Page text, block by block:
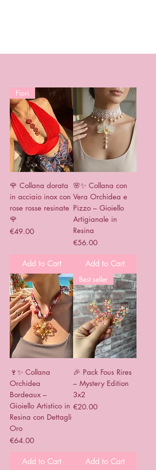
Fiori
🌹 Collana dorata
in acciaio inox con
rose rosse resinate
🌹
Price
€49.00
Add to Cart
🌸✨ Collana con
Vera Orchidea e
Pizzo – Gioiello
Artigianale in
Resina
Price
€56.00
Add to Cart
🍷✨ Collana
Orchidea
Bordeaux –
Gioiello Artistico in
Resina con Dettagli
Oro
Price
€64.00
Add to Cart
Best seller
🎉 Pack Fous Rires
– Mystery Edition
3x2
Price
€20.00
Add to Cart